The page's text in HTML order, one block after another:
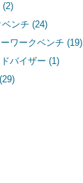
(2)
ベンチ(24)
ワークベンチ(19)
バイザー(1)
(29)